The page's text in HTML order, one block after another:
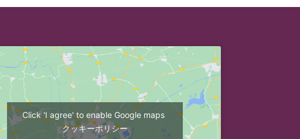
Click 'I agree' to enable Google maps
クッキーポリシー